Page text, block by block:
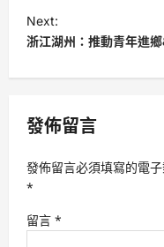
t
n
a
i
a
t
i
Next:
浙江湖州：推動青年進
發佈留言
發佈留言必須填寫的電
*
留言 *